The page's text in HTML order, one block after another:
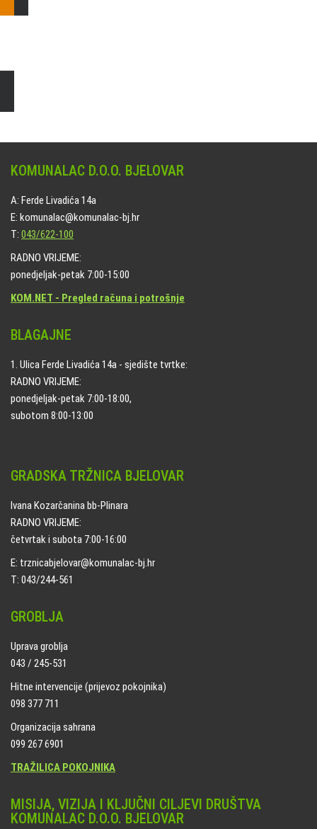
KOMUNALAC D.O.O. BJELOVAR
A: Ferde Livadića 14a
E: komunalac@komunalac-bj.hr
T: 043/622-100
RADNO VRIJEME:
ponedjeljak-petak 7:00-15:00
KOM.NET - Pregled računa i potrošnje
BLAGAJNE
1. Ulica Ferde Livadića 14a - sjedište tvrtke:
RADNO VRIJEME:
ponedjeljak-petak 7:00-18:00,
subotom 8:00-13:00
GRADSKA TRŽNICA BJELOVAR
Ivana Kozarčanina bb-Plinara
RADNO VRIJEME:
četvrtak i subota 7:00-16:00
E: trznicabjelovar@komunalac-bj.hr
T: 043/244-561
GROBLJA
Uprava groblja
043 / 245-531
Hitne intervencije (prijevoz pokojnika)
098 377 711
Organizacija sahrana
099 267 6901
TRAŽILICA POKOJNIKA
MISIJA, VIZIJA I KLJUČNI CILJEVI DRUŠTVA
KOMUNALAC D.O.O. BJELOVAR